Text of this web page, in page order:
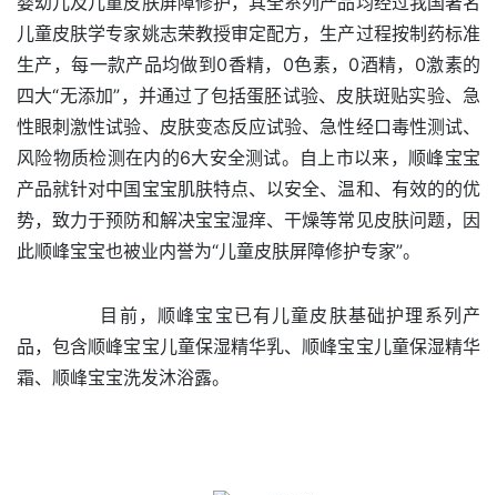
儿童皮肤学专家姚志荣教授审定配方，生产过程按制药标准
生产，每一款产品均做到0香精，0色素，0酒精，0激素的
四大“无添加”，并通过了包括蛋胚试验、皮肤斑贴实验、急
性眼刺激性试验、皮肤变态反应试验、急性经口毒性测试、
风险物质检测在内的6大安全测试。自上市以来，顺峰宝宝
产品就针对中国宝宝肌肤特点、以安全、温和、有效的的优
势，致力于预防和解决宝宝湿痒、干燥等常见皮肤问题，因
此顺峰宝宝也被业内誉为“儿童皮肤屏障修护专家”。
目前，顺峰宝宝已有儿童皮肤基础护理系列产
品，包含顺峰宝宝儿童保湿精华乳、顺峰宝宝儿童保湿精华
霜、顺峰宝宝洗发沐浴露。